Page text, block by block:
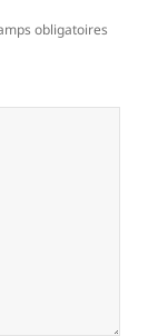
obligatoires